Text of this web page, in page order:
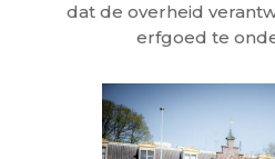
dat de overheid
erfgoed te